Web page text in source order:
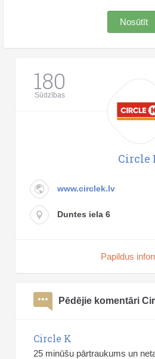
Nosūtīt
180
Sūdzības
Circle
www.circlek.lv
Duntes iela 6
Papildus
Pēdējie komentāri
Circle K
25 minūšu pārtraukums un